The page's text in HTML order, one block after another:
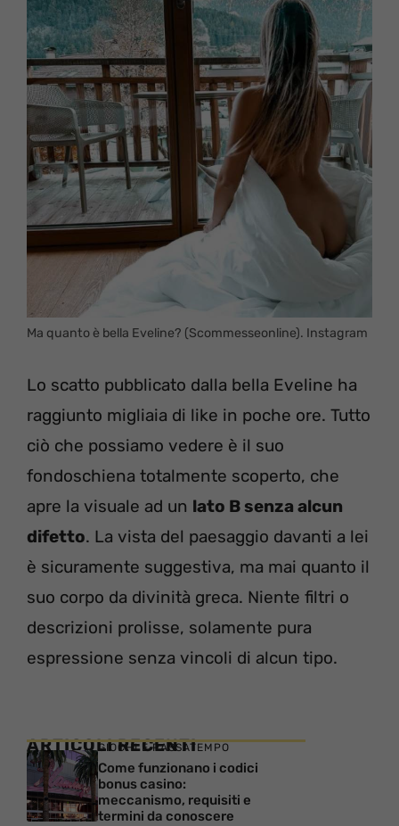
Ma quanto è bella Eveline? (Scommesseonline). Instagram
Lo scatto pubblicato dalla bella Eveline ha
raggiunto migliaia di like in poche ore. Tutto
ciò che possiamo vedere è il suo
fondoschiena totalmente scoperto, che
apre la visuale ad un lato B senza alcun
difetto. La vista del paesaggio davanti a lei
è sicuramente suggestiva, ma mai quanto il
suo corpo da divinità greca. Niente filtri o
descrizioni prolisse, solamente pura
espressione senza vincoli di alcun tipo.
ARTICOLI RECENTI
GIOCHI E PASSATEMPO
Come funzionano i codici
bonus casino:
meccanismo, requisiti e
termini da conoscere